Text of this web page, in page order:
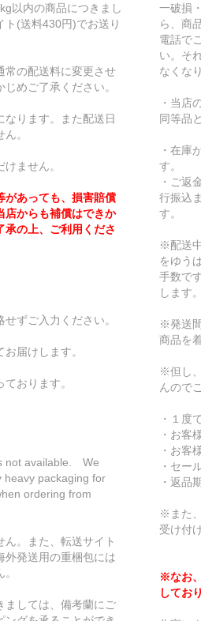
以内の商品につきまし
ト(送料430円)でお送り
常の配送料に変更させ
めご了承ください。
ります。また配送日
。
ません。
あっても、損害賠償
店からも補償はできか
承の上、ご利用くださ
ずご入力ください。
届けします。
おります。
not available. We
heavy packaging for
ordering from
。また、転送サイト
外発送用の重梱包には
ましては、備考蘭にご
一破損
ら、商
電話で
い。そ
なくな
・当店
同等品
・在庫
す。
・ご返
行振込
す。
※配送
をゆう
手数で
します。
※発送
商品を
※但し
んので
・１度
・お客
・お客
・セー
・返品
※また
受け付
※なお
してお